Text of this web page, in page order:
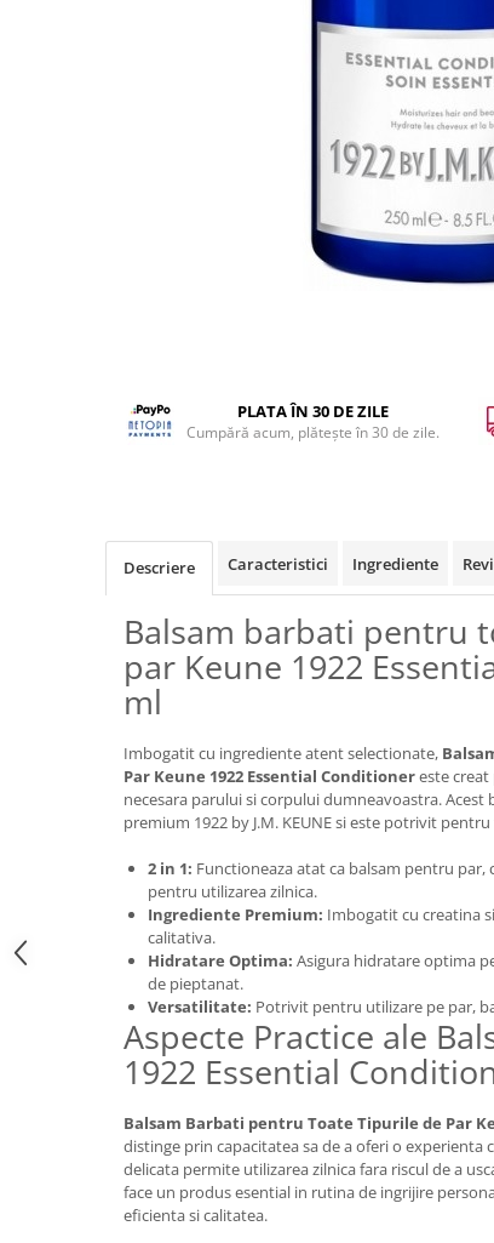
PLATA ÎN 30 DE ZILE
Cumpără acum, plătește în 30 de zile.
Descriere Caracteristici Ingrediente
Balsam barbati pentru
par Keune 1922
ml
Imbogatit cu ingrediente atent selectionate,
Par Keune 1922 Essential Conditionereste
necesara parului si corpului dumneavoastra. Acest
premium 1922 by J.M. KEUNE si este potrivit
2 in 1: Functioneaza atat ca balsam pentru par,
pentru utilizarea zilnica.
Ingrediente Premium: Imbogatit cu creatina
calitativa.
Hidratare Optima: Asigura hidratare optima
de pieptanat.
Versatilitate: Potrivit pentru utilizare pe par,
Aspecte Practice ale
1922 Essential
Balsam Barbati pentru Toate Tipurile de Par
distinge prin capacitatea sa de a oferi o experienta
delicata permite utilizarea zilnica fara riscul de a
face un produs esential in rutina de ingrijire
eficienta si calitatea.